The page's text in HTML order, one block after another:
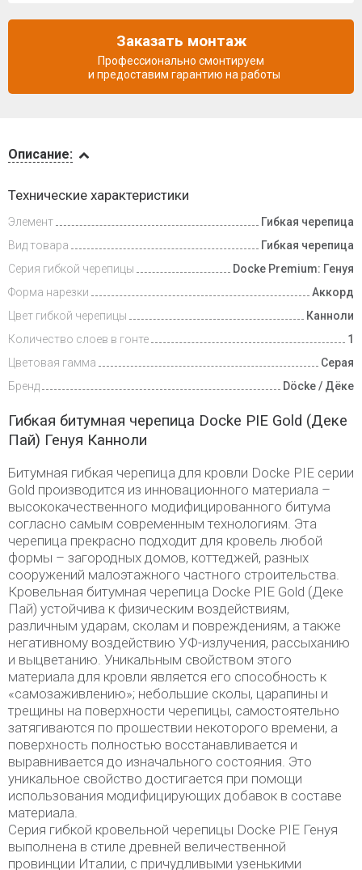
Доставка
и оплата
Описание:
Технические характеристики
Элемент
Гибкая черепица
Вид товара
Гибкая черепица
Серия гибкой черепицы
Docke Premium: Генуя
Форма нарезки
Аккорд
Цвет гибкой черепицы
Канноли
Количество слоев в гонте
1
Цветовая гамма
Серая
Бренд
Döcke / Дёке
Гибкая битумная черепица Docke PIE Gold (Деке
Пай) Генуя Канноли
Битумная гибкая черепица для кровли Docke PIE серии
Gold производится из инновационного материала –
высококачественного модифицированного битума
согласно самым современным технологиям. Эта
черепица прекрасно подходит для кровель любой
формы – загородных домов, коттеджей, разных
сооружений малоэтажного частного строительства.
Кровельная битумная черепица Docke PIE Gold (Деке
Пай) устойчива к физическим воздействиям,
различным ударам, сколам и повреждениям, а также
негативному воздействию УФ-излучения, рассыханию
и выцветанию. Уникальным свойством этого
материала для кровли является его способность к
«самозаживлению»; небольшие сколы, царапины и
трещины на поверхности черепицы, самостоятельно
затягиваются по прошествии некоторого времени, а
поверхность полностью восстанавливается и
выравнивается до изначального состояния. Это
уникальное свойство достигается при помощи
использования модифицирующих добавок в составе
материала.
Серия гибкой кровельной черепицы Docke PIE Генуя
выполнена в стиле древней величественной
провинции Италии, с причудливыми узенькими
Заказать монтаж
Профессионально смонтируем
и предоставим гарантию на работы